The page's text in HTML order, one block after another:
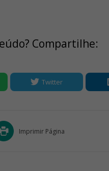
Compartilhe:
Twitter
Imprimir Página